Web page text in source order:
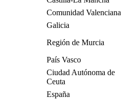
Comunidad Valenciana
Galicia
Región de Murcia
País Vasco
Ciudad Autónoma de
Ceuta
España